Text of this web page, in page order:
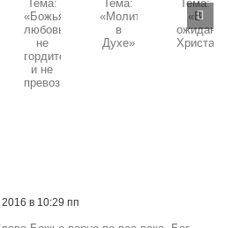
проповедь,
Тема:
«Божья
любовь
Воскресная
проповедь,
Тема:
Воскресная
проповедь,
Тема:
в 10:29 пп